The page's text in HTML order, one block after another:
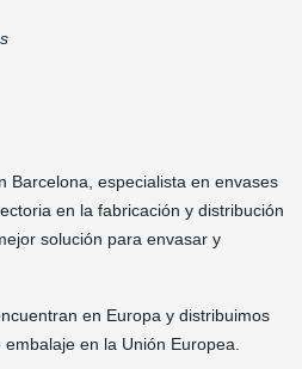
Barcelona, especialista en envases
en la fabricación y distribución
solución para envasar y
en Europa y distribuimos
en la Unión Europea.